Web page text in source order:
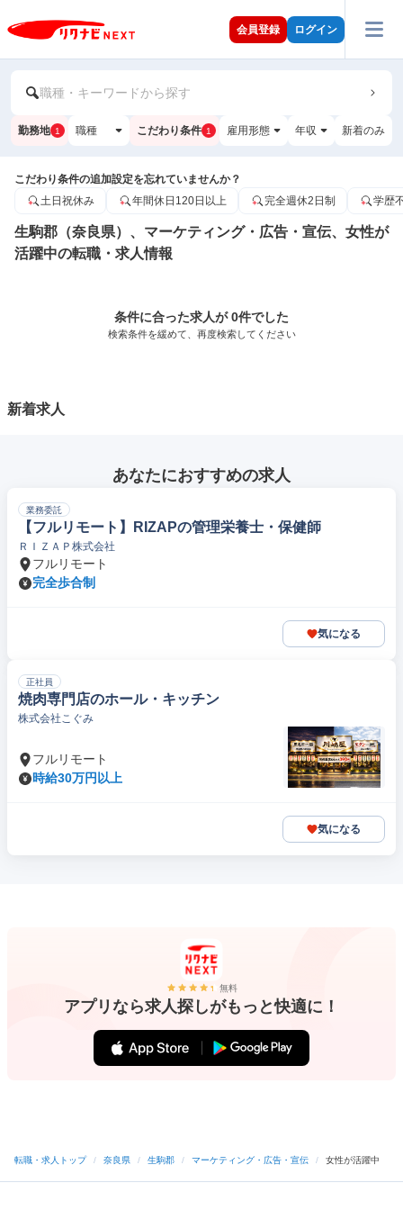
会員登録 ログイン
職種・キーワードから探す
勤務地 1 職種 こだわり条件 1 雇用形態 年収 新着のみ
こだわり条件の追加設定を忘れていませんか？
土日祝休み
年間休日120日以上 完全週休2日制 学歴
生駒郡（奈良県）、マーケティング・広告・宣伝、女性が
活躍中の転職・求人情報
条件に合った求人が 0件でした
検索条件を緩めて、再度検索してください
新着求人
あなたにおすすめの求人
業務委託
【フルリモート】RIZAPの管理栄養士・保健師
ＲＩＺＡＰ株式会社
フルリモート
完全歩合制
気になる
正社員
焼肉専門店のホール・キッチン
株式会社こぐみ
フルリモート
時給30万円以上
気になる
無料
アプリなら求人探しがもっと快適に！
転職・求人トップ / 奈良県 / 生駒郡 / マーケティング・広告・宣伝 / 女性が活躍中